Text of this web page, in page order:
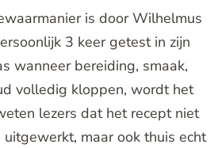
is door Wilhelmus
3 keer getest in zijn
wanneer bereiding, smaak,
volledig kloppen, wordt het
lezers dat het recept niet
maar ook thuis echt